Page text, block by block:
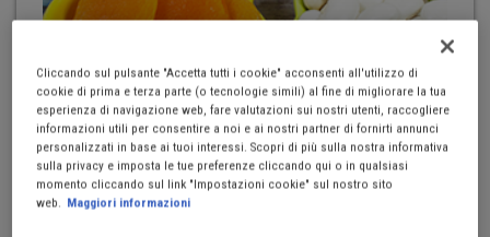
Ferro
Cliccando sul pulsante "Accetta tutti i cookie" acconsenti all'utilizzo di
cookie di prima e terza parte (o tecnologie simili) al fine di migliorare la tua
esperienza di navigazione web, fare valutazioni sui nostri utenti, raccogliere
informazioni utili per consentire a noi e ai nostri partner di fornirti annunci
personalizzati in base ai tuoi interessi. Scopri di più sulla nostra informativa
sulla privacy e imposta le tue preferenze cliccando qui o in qualsiasi
momento cliccando sul link "Impostazioni cookie" sul nostro sito
web. Maggiori informazioni